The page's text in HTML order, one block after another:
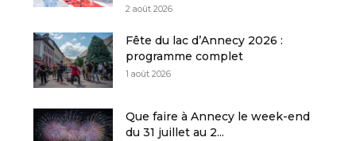
2 août 2026
Fête du lac d’Annecy 2026 :
programme complet
1 août 2026
Que faire à Annecy le week-end
du 31 juillet au 2...